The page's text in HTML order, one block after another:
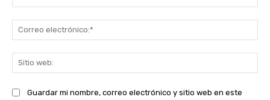
Guardar mi nombre, correo electrónico y sitio web en este